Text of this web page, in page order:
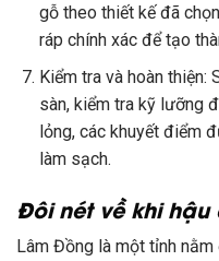
gỗ theo thiết kế đã
ráp chính xác để tạo
Kiểm tra và hoàn thiện:
sàn, kiểm tra kỹ lưỡng
lỏng, các khuyết điểm
làm sạch.
Đôi nét về khi
Lâm Đồng là một tỉnh nằm